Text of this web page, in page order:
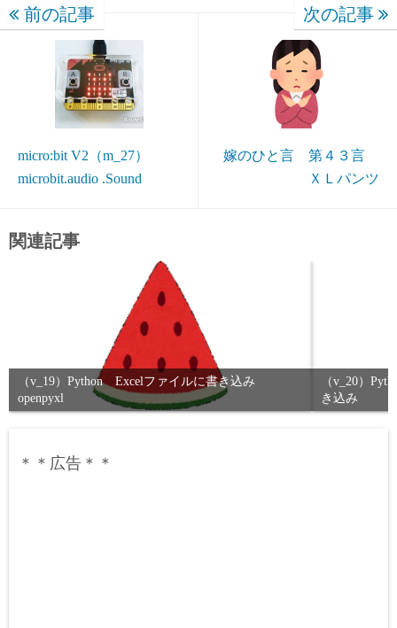
前の記事
micro:bit V2（m_27）
microbit.audio .Sound
次の記事
嫁のひと言 第４３言
ＸＬパンツ
関連記事
（v_19）Python Excelファイルに書き込み
openpyxl
（v_20）
き込み
＊＊広告＊＊